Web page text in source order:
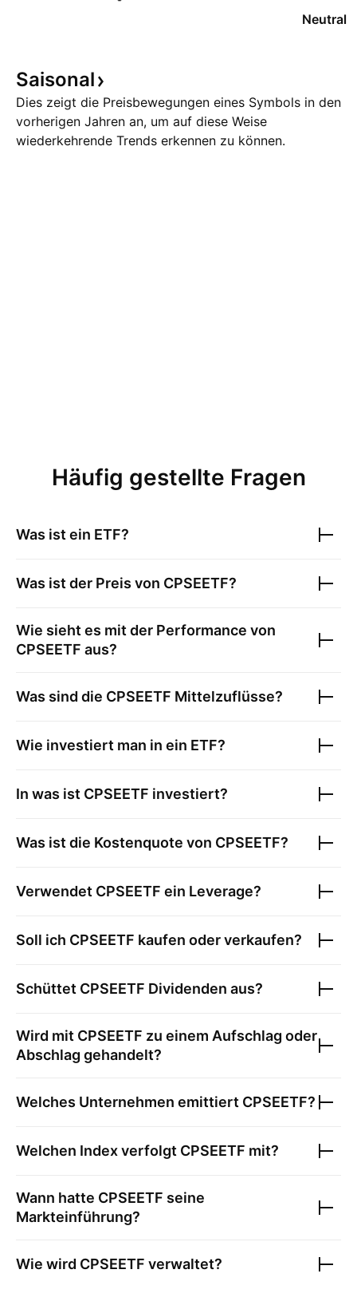
Neutral
Saisonal
Dies zeigt die Preisbewegungen eines Symbols in den
vorherigen Jahren an, um auf diese Weise
wiederkehrende Trends erkennen zu können.
Häufig gestellte Fragen
Was ist ein ETF?
Was ist der Preis von CPSEETF?
Wie sieht es mit der Performance von
CPSEETF aus?
Was sind die CPSEETF Mittelzuflüsse?
Wie investiert man in ein ETF?
In was ist CPSEETF investiert?
Was ist die Kostenquote von CPSEETF?
Verwendet CPSEETF ein Leverage?
Soll ich CPSEETF kaufen oder verkaufen?
Schüttet CPSEETF Dividenden aus?
Wird mit CPSEETF zu einem Aufschlag oder
Abschlag gehandelt?
Welches Unternehmen emittiert CPSEETF?
Welchen Index verfolgt CPSEETF mit?
Wann hatte CPSEETF seine
Markteinführung?
Wie wird CPSEETF verwaltet?